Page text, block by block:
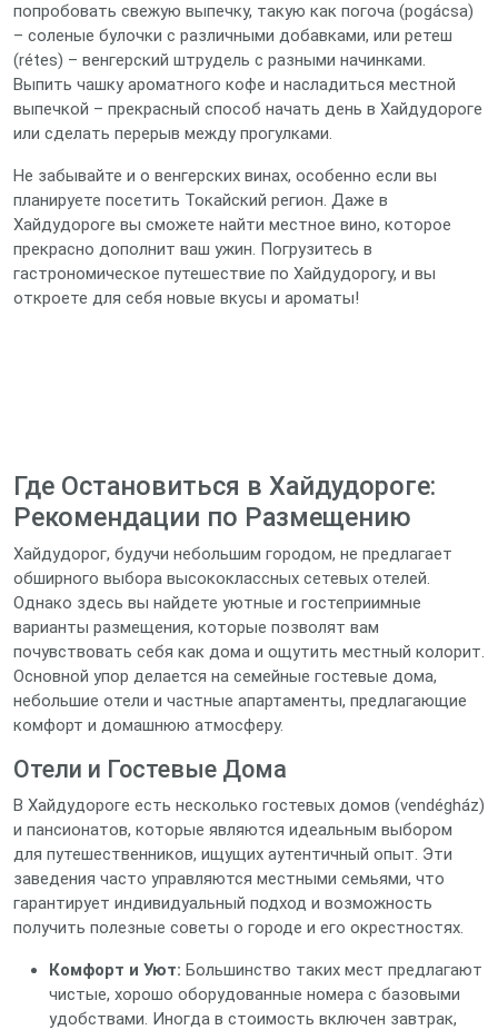
попробовать свежую выпечку, такую как погоча (pogácsa)
– соленые булочки с различными добавками, или ретеш
(rétes) – венгерский штрудель с разными начинками.
Выпить чашку ароматного кофе и насладиться местной
выпечкой – прекрасный способ начать день в Хайдудороге
или сделать перерыв между прогулками.
Не забывайте и о венгерских винах, особенно если вы
планируете посетить Токайский регион. Даже в
Хайдудороге вы сможете найти местное вино, которое
прекрасно дополнит ваш ужин. Погрузитесь в
гастрономическое путешествие по Хайдудорогу, и вы
откроете для себя новые вкусы и ароматы!
Где Остановиться в Хайдудороге:
Рекомендации по Размещению
Хайдудорог, будучи небольшим городом, не предлагает
обширного выбора высококлассных сетевых отелей.
Однако здесь вы найдете уютные и гостеприимные
варианты размещения, которые позволят вам
почувствовать себя как дома и ощутить местный колорит.
Основной упор делается на семейные гостевые дома,
небольшие отели и частные апартаменты, предлагающие
комфорт и домашнюю атмосферу.
Отели и Гостевые Дома
В Хайдудороге есть несколько гостевых домов (vendégház)
и пансионатов, которые являются идеальным выбором
для путешественников, ищущих аутентичный опыт. Эти
заведения часто управляются местными семьями, что
гарантирует индивидуальный подход и возможность
получить полезные советы о городе и его окрестностях.
Комфорт и Уют: Большинство таких мест предлагают
чистые, хорошо оборудованные номера с базовыми
удобствами. Иногда в стоимость включен завтрак,